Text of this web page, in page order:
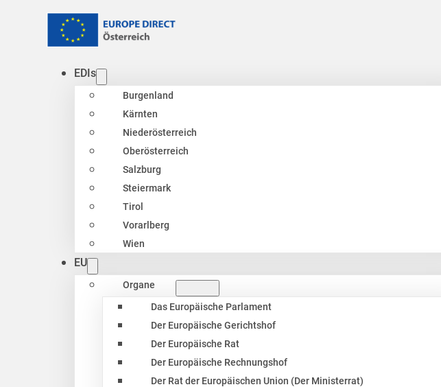
EDIs
Burgenland
Kärnten
Niederösterreich
Oberösterreich
Salzburg
Steiermark
Tirol
Vorarlberg
Wien
EU
Organe
Das Europäische Parlament
Der Europäische Gerichtshof
Der Europäische Rat
Der Europäische Rechnungshof
Der Rat der Europäischen Union (Der Ministerrat)